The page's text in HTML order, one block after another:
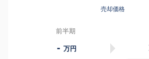
売却価格
前半期
-万円